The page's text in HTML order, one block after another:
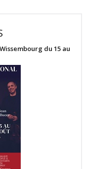
du 15 au